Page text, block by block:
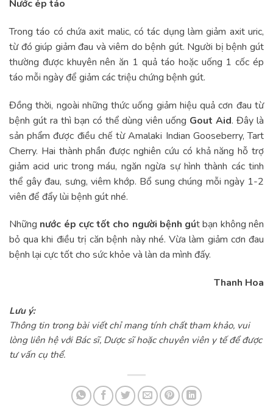
Nước ép táo
Trong táo có chứa axit malic, có tác dụng làm giảm axit uric,
từ đó giúp giảm đau và viêm do bệnh gút. Người bị bệnh gút
thường được khuyên nên ăn 1 quả táo hoặc uống 1 cốc ép
táo mỗi ngày để giảm các triệu chứng bệnh gút.
Đồng thời, ngoài những thức uống giảm hiệu quả cơn đau từ
bệnh gút ra thì bạn có thể dùng viên uống Gout Aid. Đây là
sản phẩm được điều chế từ Amalaki Indian Gooseberry, Tart
Cherry. Hai thành phần được nghiên cứu có khả năng hỗ trợ
giảm acid uric trong máu, ngăn ngừa sự hình thành các tinh
thể gây đau, sưng, viêm khớp. Bổ sung chúng mỗi ngày 1-2
viên để đẩy lùi bệnh gút nhé.
Những nước ép cực tốt cho người bệnh gút bạn không nên
bỏ qua khi điều trị căn bệnh này nhé. Vừa làm giảm cơn đau
bệnh lại cực tốt cho sức khỏe và làn da mình đấy.
Thanh Hoa
Lưu ý:
Thông tin trong bài viết chỉ mang tính chất tham khảo, vui
lòng liên hệ với Bác sĩ, Dược sĩ hoặc chuyên viên y tế để được
tư vấn cụ thể.